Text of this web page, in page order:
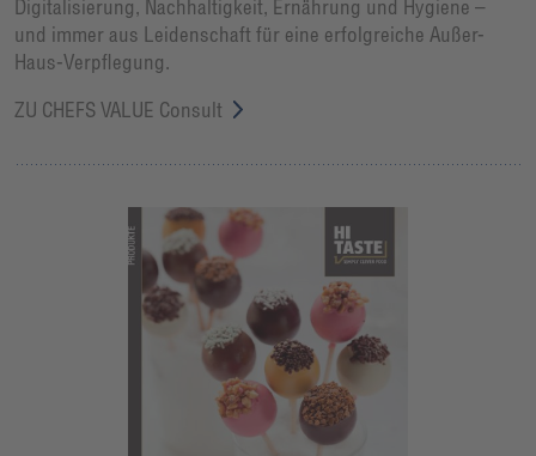
Digitalisierung, Nachhaltigkeit, Ernährung und Hygiene –
und immer aus Leidenschaft für eine erfolgreiche Außer-
Haus-Verpflegung.
ZU CHEFS VALUE Consult